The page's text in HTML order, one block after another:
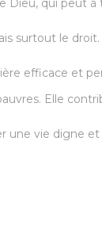
Dieu, qui peut
surtout le
efficace et
Elle
une vie digne